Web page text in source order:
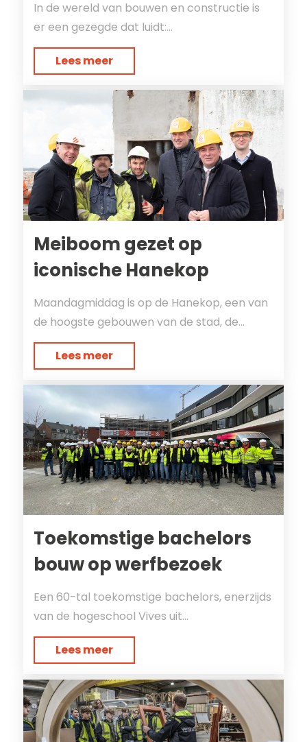
In de wereld van bouwen en constructie is
er een gezegde dat luidt:...
Lees meer
Meiboom gezet op
iconische Hanekop
Maandagmiddag is op de Hanekop, een van
de hoogste gebouwen van de stad, de...
Lees meer
Toekomstige bachelors
bouw op werfbezoek
Een 60-tal toekomstige bachelors, enerzijds
van de hogeschool Vives uit...
Lees meer